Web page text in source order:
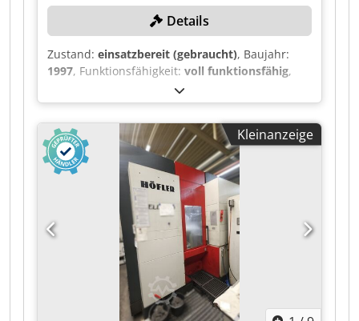
Details
Zustand: einsatzbereit (gebraucht), Baujahr:
1997, Funktionsfähigkeit: voll funktionsfähig,
Maschinen-/Fahrzeugnummer:
Werkstückgewicht (max.):60 kg, Drehzahl (max.):
2’300 U/min, Gesamtgewicht:5’000 kg,
TECHNISCHE DETAILS Modul, max.: 7
Schleifschnecken-Durchmesser: 280-350 mm
Schleifschnecken-Breite: 84-104 mm Drehzahl
Schleifschnecke (Schleifen): 1.100–2.300 U/min
Crsdpfxjxvrzie Afkjf Drehzahl Schleifschnecke
(Profilieren): 50–95 U/min Zähnezahl, min.: 6
Zähnezahl, max.: 600 Größter zulässiger
Kopfkreisdurchmesser: 360 mm Maximales
Werkstückgewicht: 60 kg Maximaler Schleifhub:
175 mm Werkstück-Drehzahl (Schleifen): max.
250 U/min MASCHINEN-DETAILS
Kleinanzeige